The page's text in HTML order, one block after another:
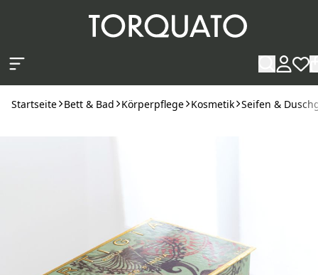
Startseite Bett & Bad Körperpflege Kosmetik Seifen &